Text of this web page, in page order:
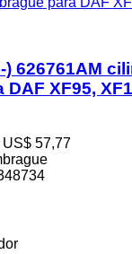
) 626761AM
XF95,
US$ 57,77